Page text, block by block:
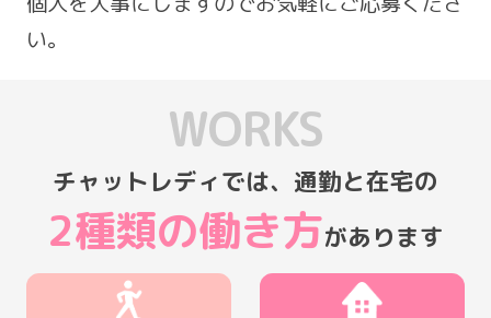
い。
WORKS
チャットレディでは、通勤と在宅の
2種類の働き方があります